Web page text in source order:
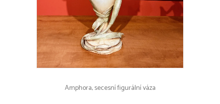
Amphora, secesní figurální váza